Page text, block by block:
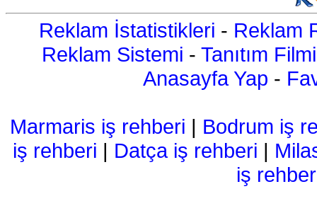
Reklam İstatistikleri - Reklam
Reklam Sistemi - Tanıtım Filmi
Anasayfa Yap -
Marmaris iş rehberi | Bodrum iş
iş rehberi | Datça iş rehberi |
iş